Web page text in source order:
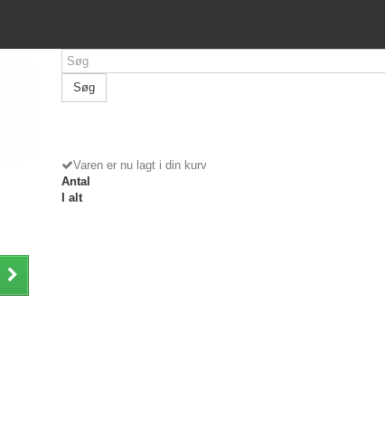
Søg
Varen er nu lagt i din kurv
Antal
I alt